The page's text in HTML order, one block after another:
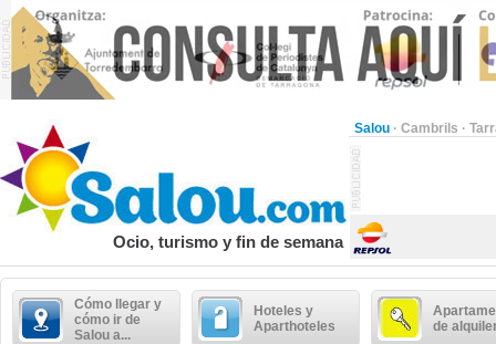
Salou · Cambrils ·
Ocio, turismo y fin de semana
Cómo llegar y
cómo ir de
Salou a...
Hoteles y
Aparthoteles
de